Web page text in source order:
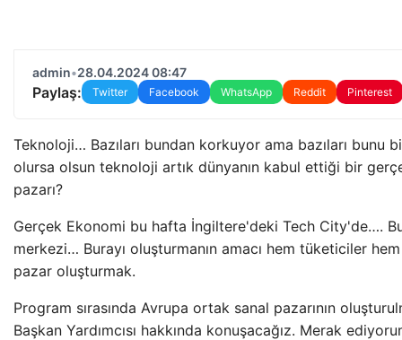
admin•28.04.2024 08:47
Paylaş: Twitter Facebook WhatsApp Reddit Pinterest
Teknoloji… Bazıları bundan korkuyor ama bazıları bunu
olursa olsun teknoloji artık dünyanın kabul ettiği bir
pazarı?
Gerçek Ekonomi bu hafta İngiltere'deki Tech City'de….
merkezi… Burayı oluşturmanın amacı hem tüketiciler
pazar oluşturmak.
Program sırasında Avrupa ortak sanal pazarının
Başkan Yardımcısı hakkında konuşacağız. Merak